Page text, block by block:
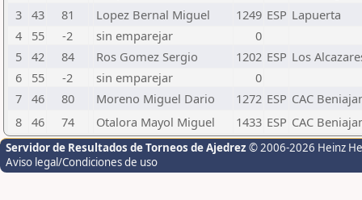
3 43 81 Lopez Bernal Miguel 1249 ESP Lapuerta
4
55 -2 sin emparejar
0
5 42 84 Ros Gomez Sergio 1202 ESP Los
6
55 -2 sin emparejar
0
7 46 80 Moreno Miguel Dario 1272 ESP CAC
8 46 74 Otalora Mayol Miguel 1433 ESP CAC
Servidor de Resultados de Torneos de Ajedrez © 2006-2026 Heinz
Aviso legal/Condiciones de uso